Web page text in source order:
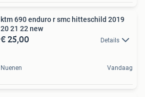
ktm 690 enduro r smc hitteschild 2019
20 21 22 new
€ 25,00 Details
Nuenen Vandaag